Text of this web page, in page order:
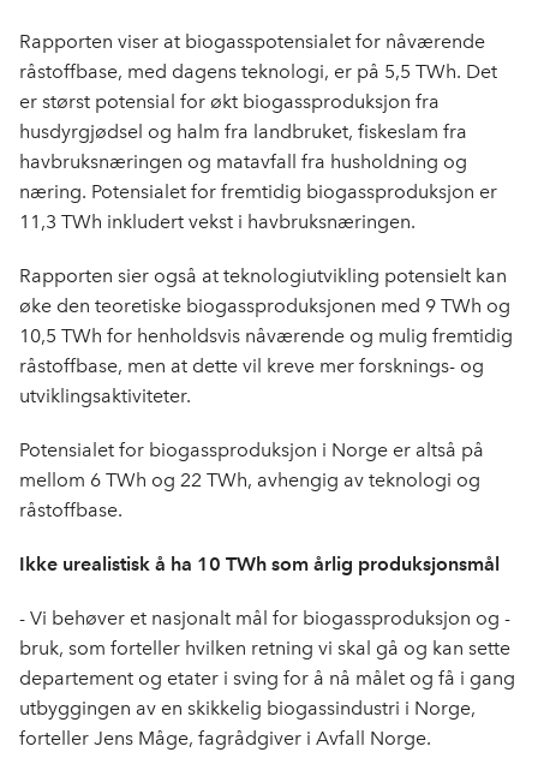
o
k
I
n
Rapporten viser at biogasspotensialet for nåværende
råstoffbase, med dagens teknologi, er på 5,5 TWh. Det
er størst potensial for økt biogassproduksjon fra
husdyrgjødsel og halm fra landbruket, fiskeslam fra
havbruksnæringen og matavfall fra husholdning og
næring. Potensialet for fremtidig biogassproduksjon er
11,3 TWh inkludert vekst i havbruksnæringen.
Rapporten sier også at teknologiutvikling potensielt kan
øke den teoretiske biogassproduksjonen med 9 TWh og
10,5 TWh for henholdsvis nåværende og mulig fremtidig
råstoffbase, men at dette vil kreve mer forsknings- og
utviklingsaktiviteter.
Potensialet for biogassproduksjon i Norge er altså på
mellom 6 TWh og 22 TWh, avhengig av teknologi og
råstoffbase.
Ikke urealistisk å ha 10 TWh som årlig produksjonsmål
- Vi behøver et nasjonalt mål for biogassproduksjon og -
bruk, som forteller hvilken retning vi skal gå og kan sette
departement og etater i sving for å nå målet og få i gang
utbyggingen av en skikkelig biogassindustri i Norge,
forteller Jens Måge, fagrådgiver i Avfall Norge.